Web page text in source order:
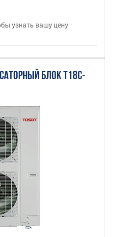
узнать вашу цену
БЛОК T18C-